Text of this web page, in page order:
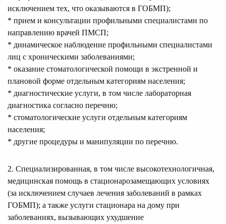
исключением тех, что оказываются в ГОБМП);
* прием и консультации профильными специалистами по
направлению врачей ПМСП;
* динамическое наблюдение профильными специалистами
лиц с хроническими заболеваниями;
* оказание стоматологической помощи в экстренной и
плановой форме отдельным категориям населения;
* диагностические услуги, в том числе лабораторная
диагностика согласно перечню;
* стоматологические услуги отдельным категориям
населения;
* другие процедуры и манипуляции по перечню.
2. Специализированная, в том числе высокотехнологичная,
медицинская помощь в стационарозамещающих условиях
(за исключением случаев лечения заболеваний в рамках
ГОБМП); а также услуги стационара на дому при
заболеваниях, вызывающих ухудшение